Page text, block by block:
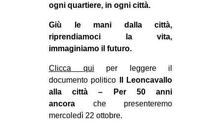
RECENSIONI
INTERNAZIONALE
AFRICA
ESTREMO ORIENTE
EUROPA
MEDIO ORIENTE
ogni quartiere, in ogni città.
Giù le mani dalla città,
riprendiamoci la vita,
immaginiamo il futuro.
Clicca qui per leggere il
documento politico
Il Leoncavallo
alla città – Per 50 anni
ancora che presenteremo
mercoledì 22 ottobre.